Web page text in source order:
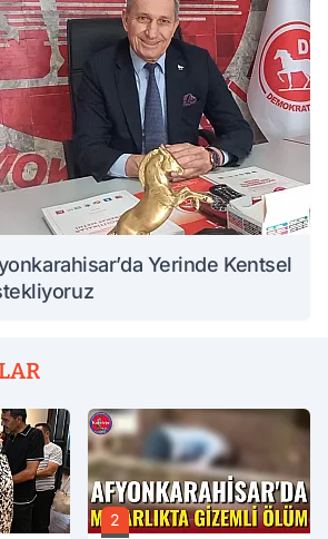
Yerinde Kentsel
2